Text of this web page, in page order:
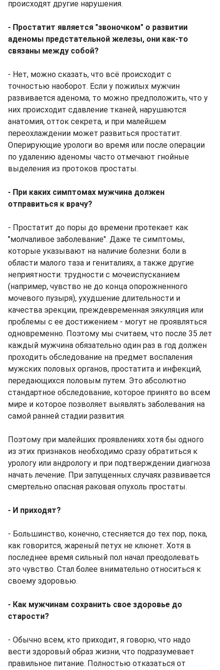
происходят другие нарушения.
- Простатит является "звоночком" о развитии
аденомы предстательной железы, они как-то
связаны между собой?
- Нет, можно сказать, что всё происходит с
точностью наоборот. Если у пожилых мужчин
развивается аденома, то можно предположить, что у
них происходит сдавление тканей, нарушаются
анатомия, отток секрета, и при малейшем
переохлаждении может развиться простатит.
Оперирующие урологи во время или после операции
по удалению аденомы часто отмечают гнойные
выделения из протоков простаты.
- При каких симптомах мужчина должен
отправиться к врачу?
- Простатит до поры до времени протекает как
"молчаливое заболевание". Даже те симптомы,
которые указывают на наличие болезни: боли в
области малого таза и гениталиях, а также другие
неприятности: трудности с мочеиспусканием
(например, чувство не до конца опорожненного
мочевого пузыря), ухудшение длительности и
качества эрекции, преждевременная эякуляция или
проблемы с ее достижением - могут не проявляться
одновременно. Поэтому мы считаем, что после 35 лет
каждый мужчина обязательно один раз в год должен
проходить обследование на предмет воспаления
мужских половых органов, простатита и инфекций,
передающихся половым путем. Это абсолютно
стандартное обследование, которое принято во всем
мире и которое позволяет выявлять заболевания на
самой ранней стадии развития.
Поэтому при малейших проявлениях хотя бы одного
из этих признаков необходимо сразу обратиться к
урологу или андрологу и при подтверждении диагноза
начать лечение. При запущенных случаях развивается
смертельно опасная раковая опухоль простаты.
- И приходят?
- Большинство, конечно, стесняется до тех пор, пока,
как говорится, жареный петух не клюнет. Хотя в
последнее время сильный пол начал преодолевать
это чувство. Стал более внимательно относиться к
своему здоровью.
- Как мужчинам сохранить свое здоровье до
старости?
- Обычно всем, кто приходит, я говорю, что надо
вести здоровый образ жизни, что подразумевает
правильное питание. Полностью отказаться от